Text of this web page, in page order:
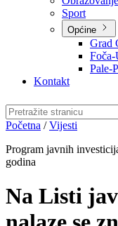
Privreda
Turizam
Obrazovanje
Općine
Pale-
Kontakt
Početna
Program javnih
godina